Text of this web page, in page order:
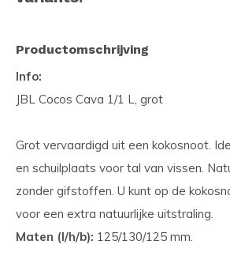
Productomschrijving
Info:
JBL Cocos Cava 1/1 L, grot
Grot vervaardigd uit een kokosnoot.
en schuilplaats voor tal van vissen.
zonder gifstoffen. U kunt op de
voor een extra natuurlijke uitstraling.
Maten (l/h/b): 125/130/125 mm.